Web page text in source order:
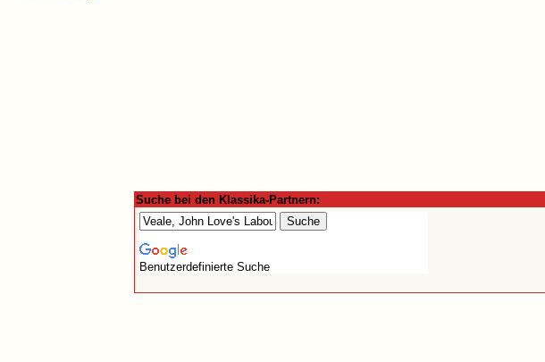
Suche bei den Klassika-Partnern:
Benutzerdefinierte Suche